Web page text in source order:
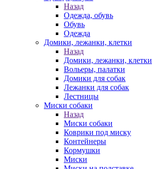
Назад
Одежда, обувь
Обувь
Одежда
Домики, лежанки, клетки
Назад
Домики, лежанки, клетки
Вольеры, палатки
Домики для собак
Лежанки для собак
Лестницы
Миски собаки
Назад
Миски собаки
Коврики под миску
Контейнеры
Кормушки
Миски